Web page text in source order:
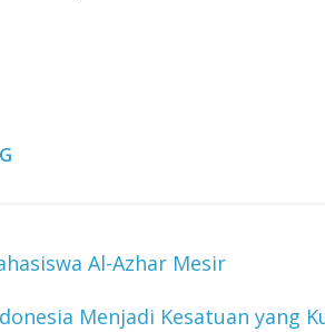
Al-Azhar Mesir
Menjadi Kesatuan yang